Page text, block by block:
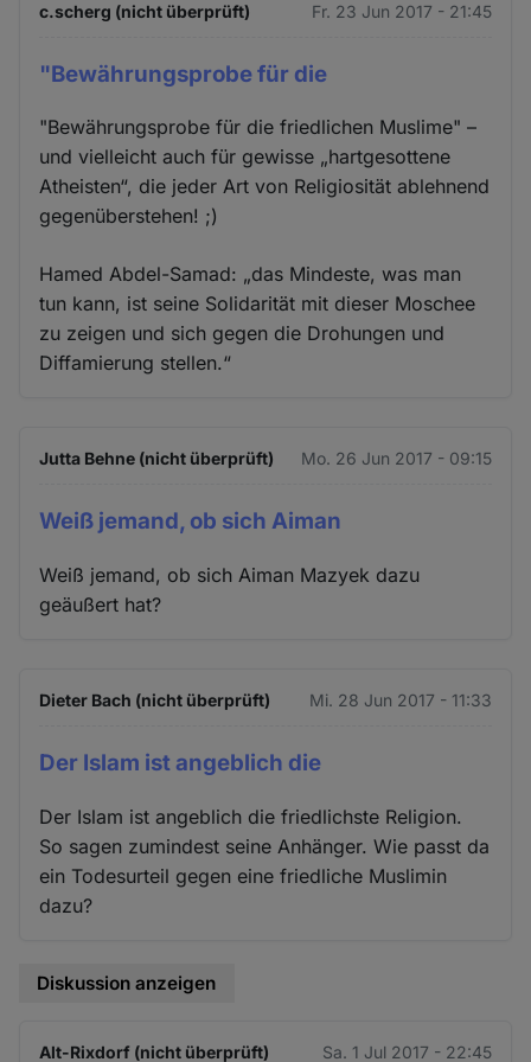
c.scherg (nicht überprüft) Fr. 23 Jun 2017 - 21:45
"Bewährungsprobe für die
"Bewährungsprobe für die friedlichen Muslime" –
und vielleicht auch für gewisse „hartgesottene
Atheisten“, die jeder Art von Religiosität ablehnend
gegenüberstehen! ;)
Hamed Abdel-Samad: „das Mindeste, was man
tun kann, ist seine Solidarität mit dieser Moschee
zu zeigen und sich gegen die Drohungen und
Diffamierung stellen.“
Jutta Behne (nicht überprüft) Mo. 26 Jun 2017 - 09:15
Weiß jemand, ob sich Aiman
Weiß jemand, ob sich Aiman Mazyek dazu
geäußert hat?
Dieter Bach (nicht überprüft) Mi. 28 Jun 2017 - 11:33
Der Islam ist angeblich die
Der Islam ist angeblich die friedlichste Religion.
So sagen zumindest seine Anhänger. Wie passt da
ein Todesurteil gegen eine friedliche Muslimin
dazu?
Diskussion anzeigen
Alt-Rixdorf (nicht überprüft) Sa. 1 Jul 2017 - 22:45